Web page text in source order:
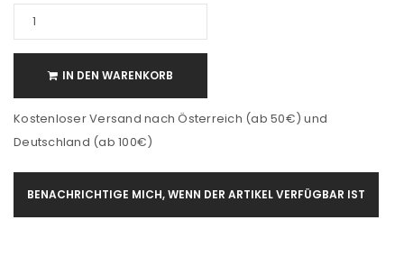
IN DEN WARENKORB
Kostenloser Versand nach Österreich (ab 50€) und
Deutschland (ab 100€)
BENACHRICHTIGE MICH, WENN DER ARTIKEL VERFÜGBAR IST